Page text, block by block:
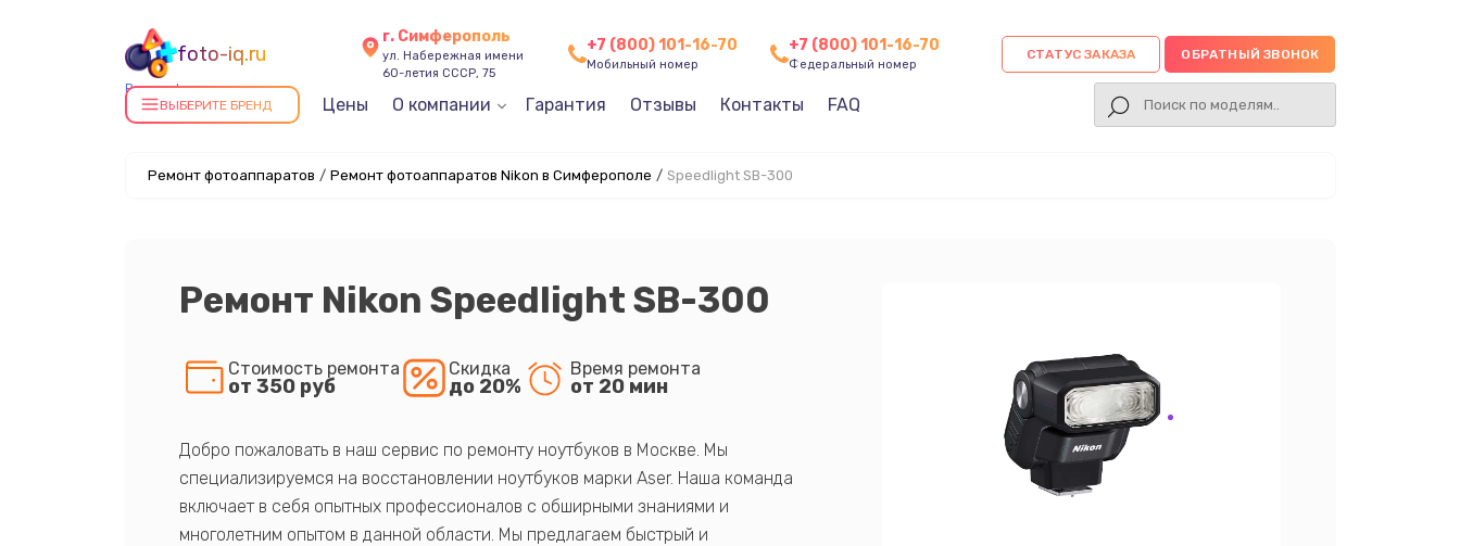
foto-iq.ru
Ремонт фотоаппаратов в
Симферополе
г. Симферополь
ул. Набережная имени
60-летия СССР, 75
+7 (800) 101-16-70
Мобильный номер
+7 (800) 101-16-70
Федеральный номер
СТАТУС ЗАКАЗА ОБРАТНЫЙ ЗВОНОК
ВЫБЕРИТЕ БРЕНД Цены О компании Гарантия Отзывы Контакты FAQ
Ремонт фотоаппаратов / Ремонт фотоаппаратов Nikon в Симферополе / Speedlight SB-300
Ремонт Nikon Speedlight SB-300
Стоимость ремонта
от 350 руб
Скидка
до 20%
Время ремонта
от 20 мин
Добро пожаловать в наш сервис по ремонту ноутбуков в Москве. Мы
специализируемся на восстановлении ноутбуков марки Aser. Наша команда
включает в себя опытных профессионалов с обширными знаниями и
многолетним опытом в данной области. Мы предлагаем быстрый и